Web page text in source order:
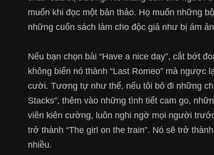
muốn khi đọc một bản thảo. Họ muốn những
những cuốn sách làm cho độc giả như bị ám
Nếu bạn chọn bài “Have a nice day”, cắt bớt
không biến nó thành “Last Romeo” mà
cười. Tương tự như thế, nếu tôi bỏ đi những
Stacks”, thêm vào những tình tiết cam go,
viên kiên cường, luôn nghi ngờ mọi người
trở thành “The girl on the train”. Nó sẽ trở
nhiều.